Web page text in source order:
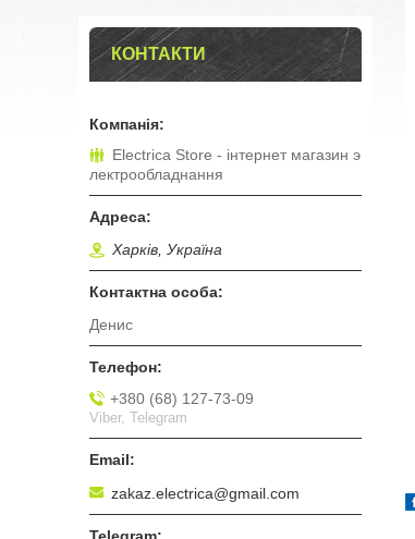
КОНТАКТИ
Electrica Store - інтернет магазин э
лектрообладнання
Харків, Україна
Денис
+380 (68) 127-73-09
Viber, Telegram
zakaz.electrica@gmail.com